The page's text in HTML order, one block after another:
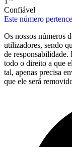
Confiável
Este número
Os nossos números
utilizadores, sendo
de responsabilidade.
todo o direito a que
tal, apenas precisa
que ele será